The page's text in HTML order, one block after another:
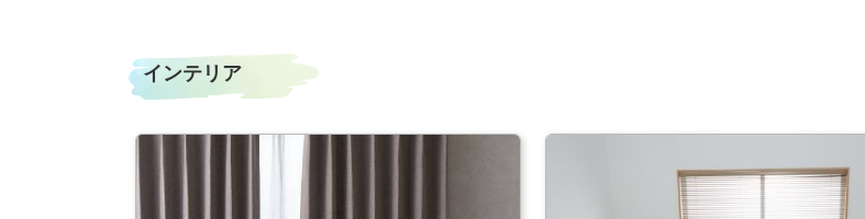
インテリア